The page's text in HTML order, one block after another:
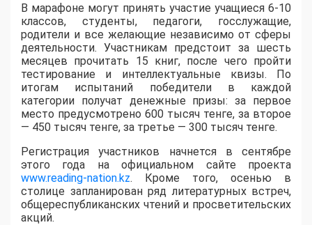
В марафоне могут принять участие учащиеся 6-10
классов, студенты, педагоги, госслужащие,
родители и все желающие независимо от сферы
деятельности. Участникам предстоит за шесть
месяцев прочитать 15 книг, после чего пройти
тестирование и интеллектуальные квизы. По
итогам испытаний победители в каждой
категории получат денежные призы: за первое
место предусмотрено 600 тысяч тенге, за второе
— 450 тысяч тенге, за третье — 300 тысяч тенге.
Регистрация участников начнется в сентябре
этого года на официальном сайте проекта
www.reading-nation.kz. Кроме того, осенью в
столице запланирован ряд литературных встреч,
общереспубликанских чтений и просветительских
акций.